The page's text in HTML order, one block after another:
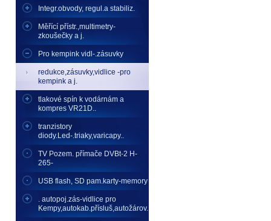
Integr.obvody, regul.a stabiliz.
Měřící přístr.,multimetry-
zkoušečky a j.
Pro kempink vidl-.zásuvky
redukce,zásuvky,vidlice -pro
kempink a j.
tlakové spín k vodárnám a
kompres VR21D..
tranzistory
diody.Led-.triaky,varicapy..
TV Pozem. přímače DVBt-2 H-
265-
USB flash, SD pam.karty-memory
. autopoj.zás-vidlice pro
Kempy,autokab.přísluš,autožárov.